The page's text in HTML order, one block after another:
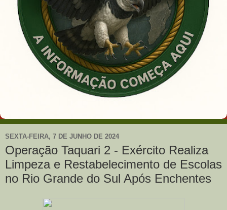
SEXTA-FEIRA, 7 DE JUNHO DE 2024
Operação Taquari 2 - Exército Realiza
Limpeza e Restabelecimento de Escolas
no Rio Grande do Sul Após Enchentes